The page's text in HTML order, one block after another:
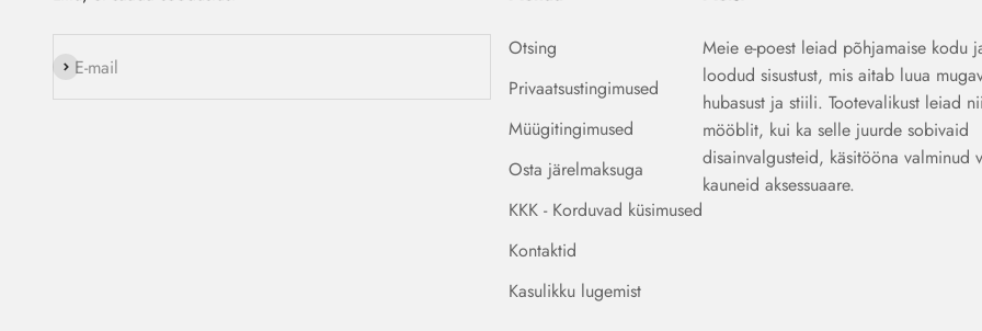
E-mail
Liitu
Otsing
Privaatsustingimused
Müügitingimused
Osta järelmaksuga
KKK - Korduvad küsimused
Kontaktid
Kasulikku lugemist
Meie e-poest leiad põhjamaise kodu
loodud sisustust, mis aitab luua
hubasust ja stiili. Tootevalikust leiad nii
mööblit, kui ka selle juurde sobivaid
disainvalgusteid, käsitööna valminud
kauneid aksessuaare.